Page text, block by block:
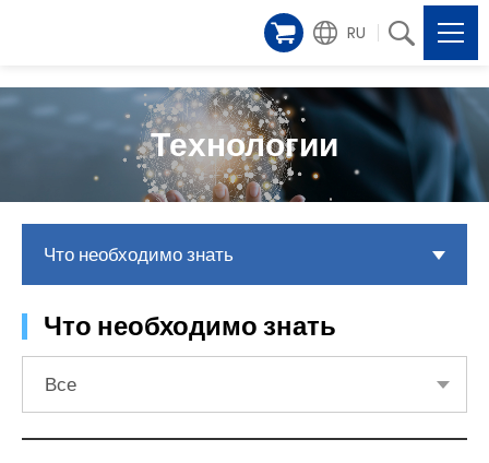
RU
Технологии
Что необходимо знать
Что необходимо знать
Все